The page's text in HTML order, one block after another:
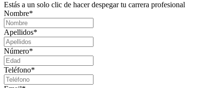
Estás a un solo clic de hacer despegar tu carrera profesional
Nombre*
Apellidos*
Número*
Teléfono*